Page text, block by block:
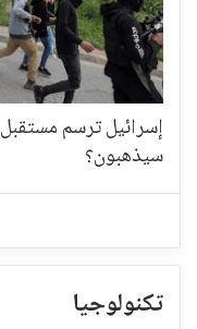
إسرائيل ترسم
سيذهبون؟
تكنولوجيا